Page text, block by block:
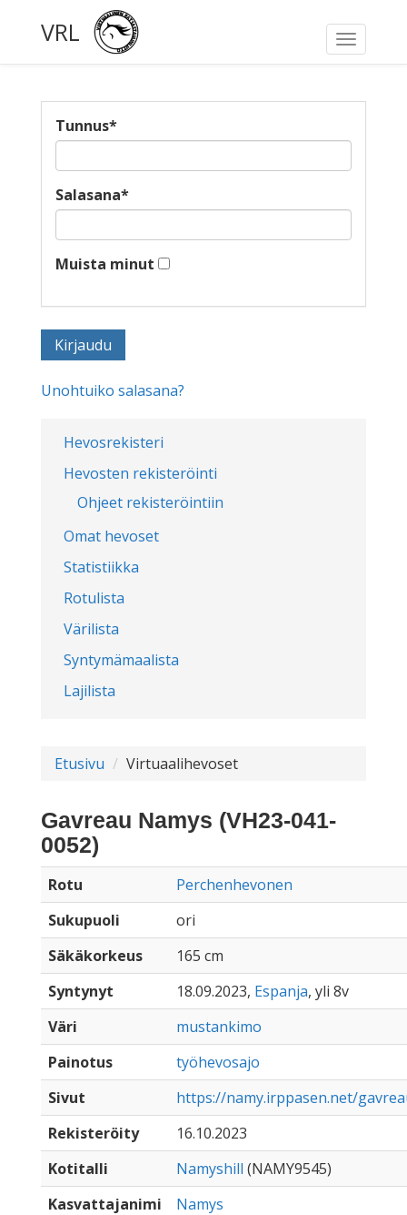
Toggle
VRL
Hevosrekisteri
Hevosten rekisteröinti
Ohjeet rekisteröintiin
Omat hevoset
Statistiikka
Rotulista
Värilista
Syntymämaalista
Lajilista
Tunnus*
Salasana*
Muista minut
Unohtuiko salasana?
Etusivu Virtuaalihevoset
Gavreau Namys (VH23-041-
0052)
Rotu
Perchenhevonen
Sukupuoli
ori
Säkäkorkeus
165 cm
Syntynyt
18.09.2023, Espanja, yli 8v
Väri
mustankimo
Painotus
työhevosajo
Sivut
https://namy.irppasen.net/
Rekisteröity
16.10.2023
Kotitalli
Namyshill (NAMY9545)
Kasvattajanimi
Namys